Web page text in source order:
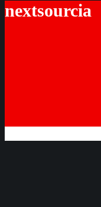
nextsourcia